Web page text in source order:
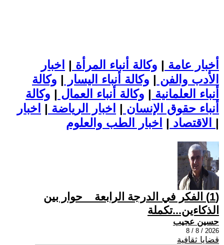
أخبار عامة | وكالة أنباء المرأة | اخبار
الأدب والفن | وكالة أنباء اليسار | وكالة
أنباء العلمانية | وكالة أنباء العمال | وكالة
أنباء حقوق الإنسان | اخبار الرياضة | اخبار
الاقتصاد | |
(1) الفكر في الدرجة الرابعة _ حوار بين
الذكاءين...تكملة
حسين عجيب
2026 / 8 / 8
قضايا ثقافية